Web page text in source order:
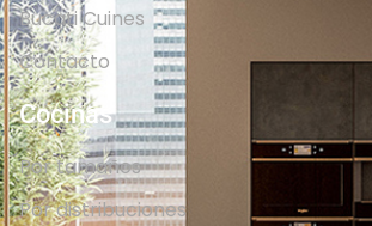
Bucati Cuines
Contacto
Cocinas
Por tamaños
Por distribuciones